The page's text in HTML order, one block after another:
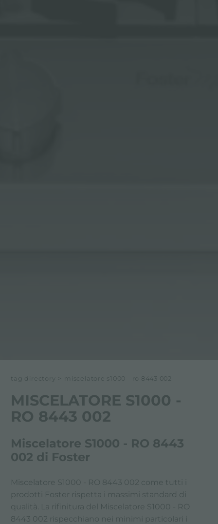
tag directory > miscelatore s1000 - ro 8443 002
MISCELATORE S1000 -
RO 8443 002
Miscelatore S1000 - RO 8443
002 di Foster
Miscelatore S1000 - RO 8443 002 come tutti i
prodotti Foster rispetta i massimi standard di
qualità. La rifinitura del Miscelatore S1000 - RO
8443 002 rispecchiano nei minimi particolari i